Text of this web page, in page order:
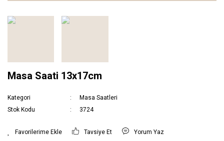
Masa Saati 13x17cm
Kategori
Masa Saatleri
Stok Kodu
3724
Tavsiye Et Yorum Yaz